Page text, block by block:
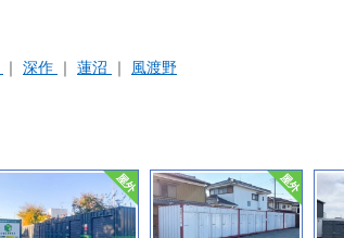
深作 蓮沼 風渡野